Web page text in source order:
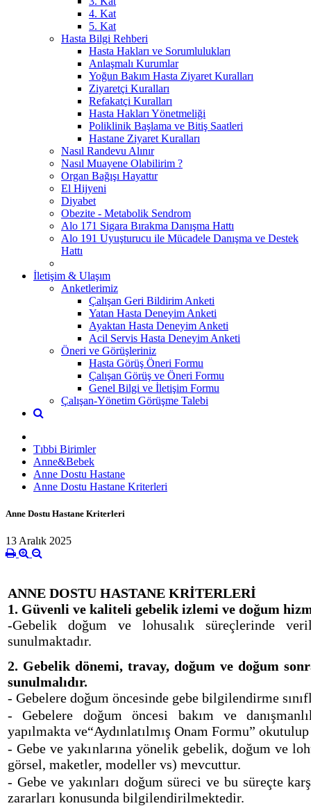
4. Kat
5. Kat
Hasta Bilgi Rehberi
Hasta Hakları ve Sorumlulukları
Anlaşmalı Kurumlar
Yoğun Bakım Hasta Ziyaret Kuralları
Ziyaretçi Kuralları
Refakatçi Kuralları
Hasta Hakları Yönetmeliği
Poliklinik Başlama ve Bitiş Saatleri
Hastane Ziyaret Kuralları
Nasıl Randevu Alınır
Nasıl Muayene Olabilirim ?
Organ Bağışı Hayattır
El Hijyeni
Diyabet
Obezite - Metabolik Sendrom
Alo 171 Sigara Bırakma Danışma Hattı
Alo 191 Uyuşturucu ile Mücadele Danışma ve Destek
Hattı
İletişim & Ulaşım
Anketlerimiz
Çalışan Geri Bildirim Anketi
Yatan Hasta Deneyim Anketi
Ayaktan Hasta Deneyim Anketi
Acil Servis Hasta Deneyim Anketi
Öneri ve Görüşleriniz
Hasta Görüş Öneri Formu
Çalışan Görüş ve Öneri Formu
Genel Bilgi ve İletişim Formu
Çalışan-Yönetim Görüşme Talebi
Tıbbi Birimler
Anne&Bebek
Anne Dostu Hastane
Anne Dostu Hastane Kriterleri
Anne Dostu Hastane Kriterleri
13 Aralık 2025
ANNE DOSTU HASTANE KRİTERLERİ
1. Güvenli ve kaliteli gebelik izlemi ve doğum
-Gebelik doğum ve lohusalık süreçlerinde
sunulmaktadır.
2. Gebelik dönemi, travay, doğum ve doğum
sunulmalıdır.
- Gebelere doğum öncesinde gebe bilgilendirme
- Gebelere doğum öncesi bakım ve
yapılmakta ve“Aydınlatılmış Onam Formu”
- Gebe ve yakınlarına yönelik gebelik, doğum ve
görsel, maketler, modeller vs) mevcuttur.
- Gebe ve yakınları doğum süreci ve bu süreçte
zararları konusunda bilgilendirilmektedir.